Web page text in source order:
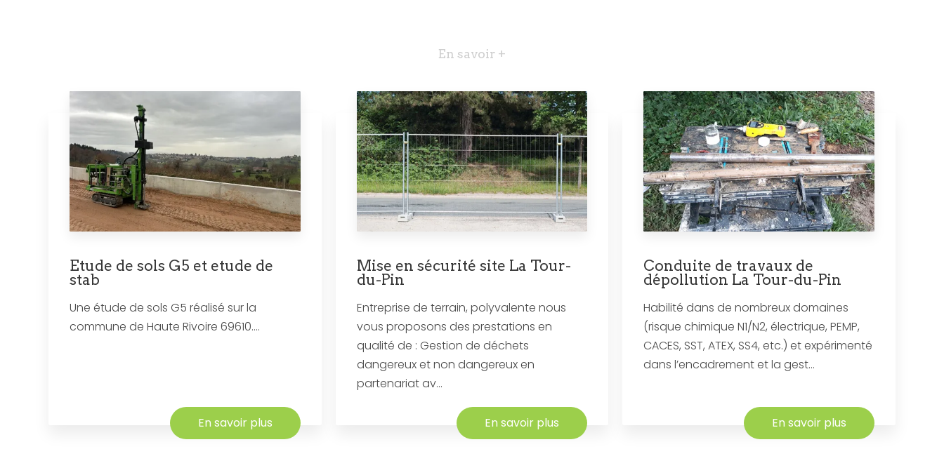
En savoir +
Etude de sols G5 et etude de
stab
Une étude de sols G5 réalisé sur la
commune de Haute Rivoire 69610....
En savoir plus
Mise en sécurité site La Tour-
du-Pin
Entreprise de terrain, polyvalente nous
vous proposons des prestations en
qualité de : Gestion de déchets
dangereux et non dangereux en
partenariat av...
En savoir plus
Conduite de travaux de
dépollution La Tour-du-Pin
Habilité dans de nombreux domaines
(risque chimique N1/N2, électrique, PEMP,
CACES, SST, ATEX, SS4, etc.) et expérimenté
dans l’encadrement et la gest...
En savoir plus